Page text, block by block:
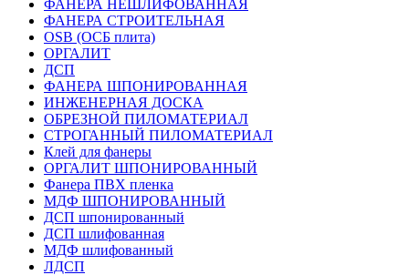
ФАНЕРА НЕШЛИФОВАННАЯ
ФАНЕРА СТРОИТЕЛЬНАЯ
OSB (ОСБ плита)
ОРГАЛИТ
ДСП
ФАНЕРА ШПОНИРОВАННАЯ
ИНЖЕНЕРНАЯ ДОСКА
ОБРЕЗНОЙ ПИЛОМАТЕРИАЛ
СТРОГАННЫЙ ПИЛОМАТЕРИАЛ
Клей для фанеры
ОРГАЛИТ ШПОНИРОВАННЫЙ
Фанера ПВХ пленка
МДФ ШПОНИРОВАННЫЙ
ДСП шпонированный
ДСП шлифованная
МДФ шлифованный
ЛДСП